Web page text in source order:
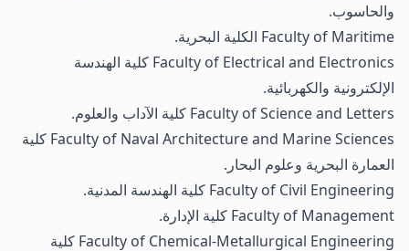
والحاسوب.
Faculty of Maritime الكلية البحرية.
Faculty of Electrical and Electronics كلية الهندسة
الإلكترونية والكهربائية.
Faculty of Science and Letters كلية الآداب والعلوم.
Faculty of Naval Architecture and Marine Sciences كلية
العمارة البحرية وعلوم البحار.
Faculty of Civil Engineering كلية الهندسة المدنية.
Faculty of Management كلية الإدارة.
Faculty of Chemical-Metallurgical Engineering كلية